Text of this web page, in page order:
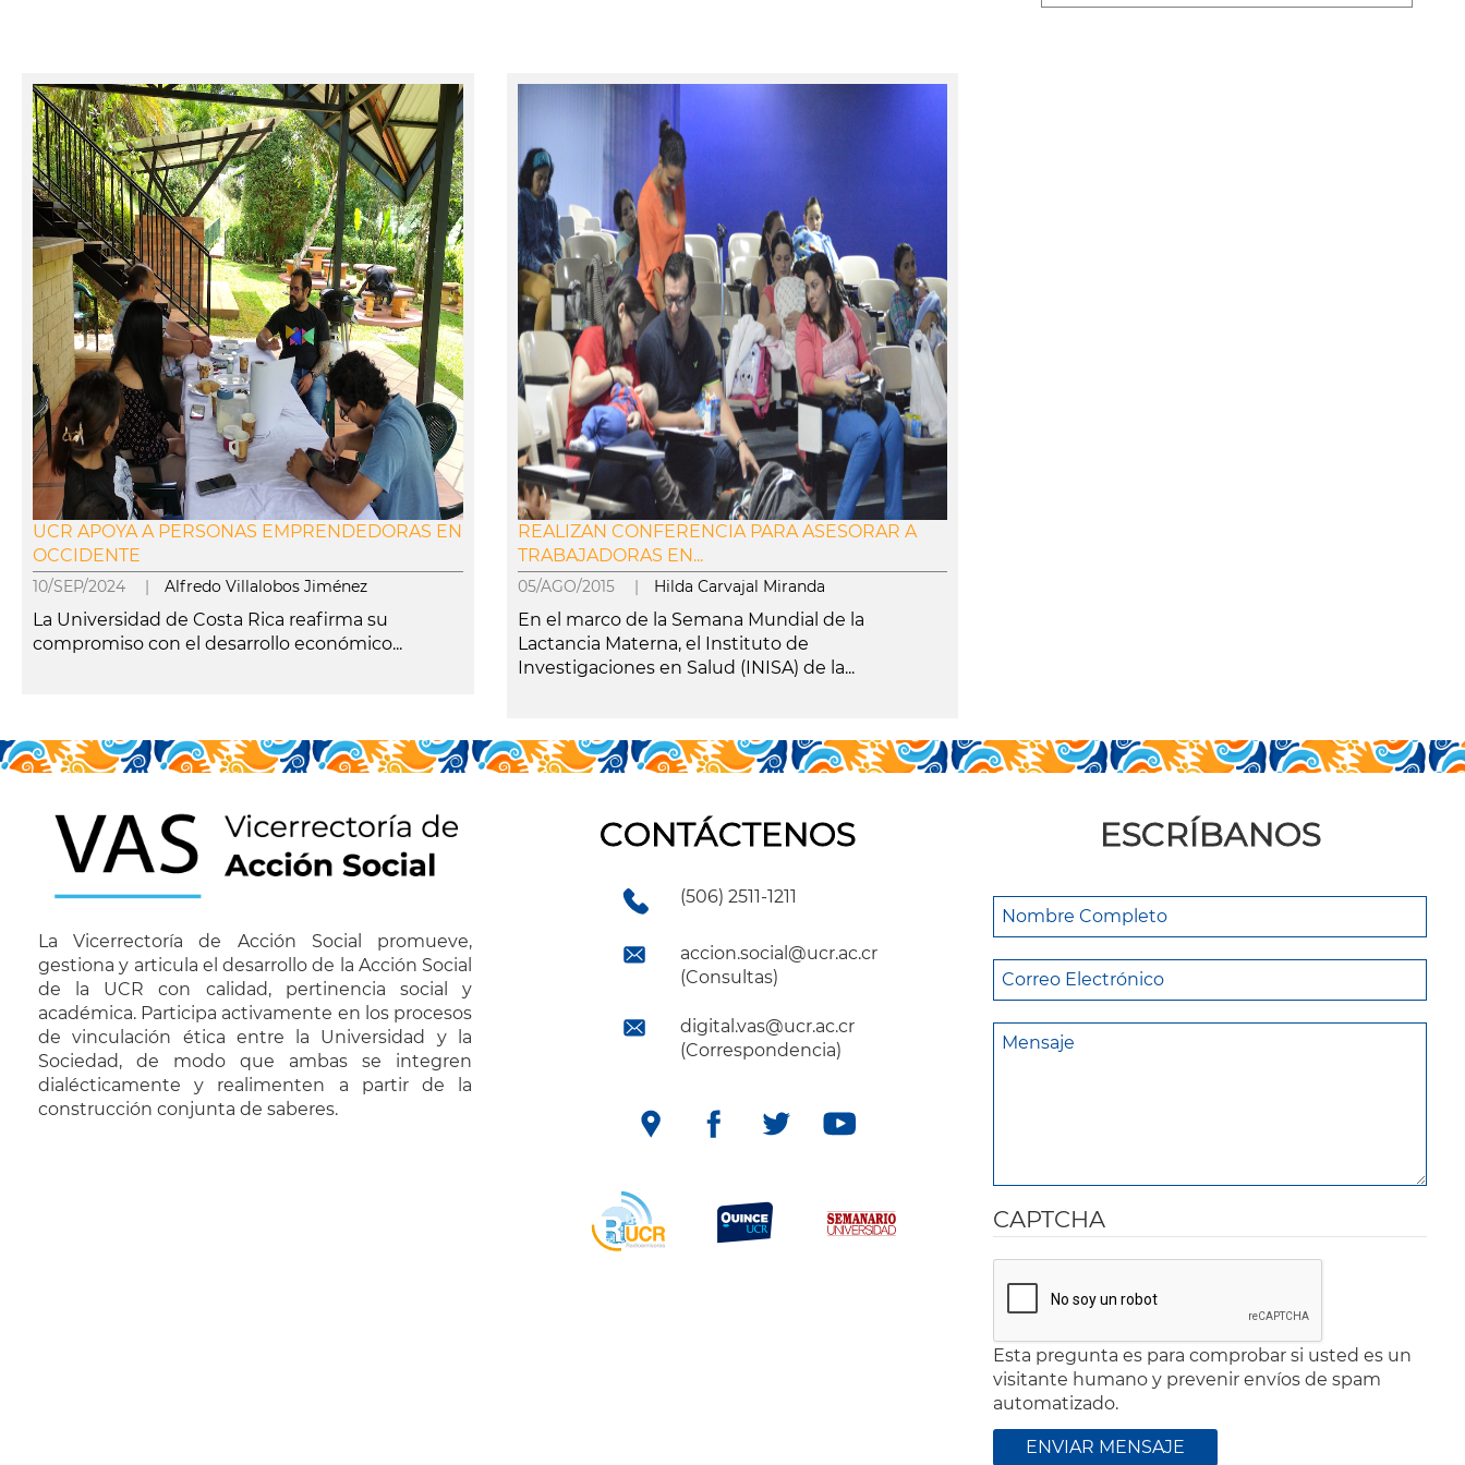
UCR APOYA A PERSONAS EMPRENDEDORAS EN
OCCIDENTE
10/SEP/2024 | Alfredo Villalobos Jiménez
La Universidad de Costa Rica reafirma su
compromiso con el desarrollo económico...
REALIZAN CONFERENCIA PARA ASESORAR A
TRABAJADORAS EN...
05/AGO/2015 | Hilda Carvajal Miranda
En el marco de la Semana Mundial de la
Lactancia Materna, el Instituto de
Investigaciones en Salud (INISA) de la...
La Vicerrectoría de Acción Social promueve,
gestiona y articula el desarrollo de la Acción Social
de la UCR con calidad, pertinencia social y
académica. Participa activamente en los procesos
de vinculación ética entre la Universidad y la
Sociedad, de modo que ambas se integren
dialécticamente y realimenten a partir de la
construcción conjunta de saberes.
CONTÁCTENOS
(506) 2511-1211
accion.social@ucr.ac.cr
(Consultas)
digital.vas@ucr.ac.cr
(Correspondencia)
ESCRÍBANOS
CAPTCHA
Esta pregunta es para comprobar si usted es un
visitante humano y prevenir envíos de spam
automatizado.